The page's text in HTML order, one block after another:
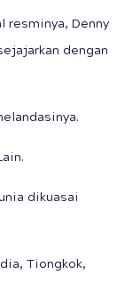
resminya, Denny
dengan
dikuasai
Tiongkok,